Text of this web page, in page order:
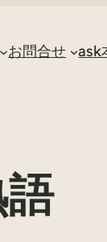
お問合せ ask